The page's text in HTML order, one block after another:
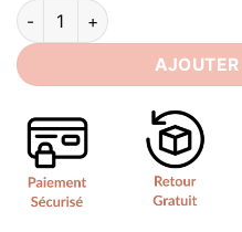
quantité de Robe de Mariée